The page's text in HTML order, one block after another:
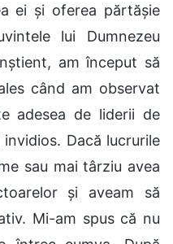
ei și oferea părtășie
lui Dumnezeu
am început să
când am observat
adesea de liderii de
Dacă lucrurile
sau mai târziu avea
și aveam să
Mi-am spus că nu